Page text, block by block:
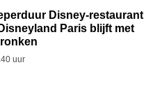
Disney-restaurant
Paris blijft met
uur